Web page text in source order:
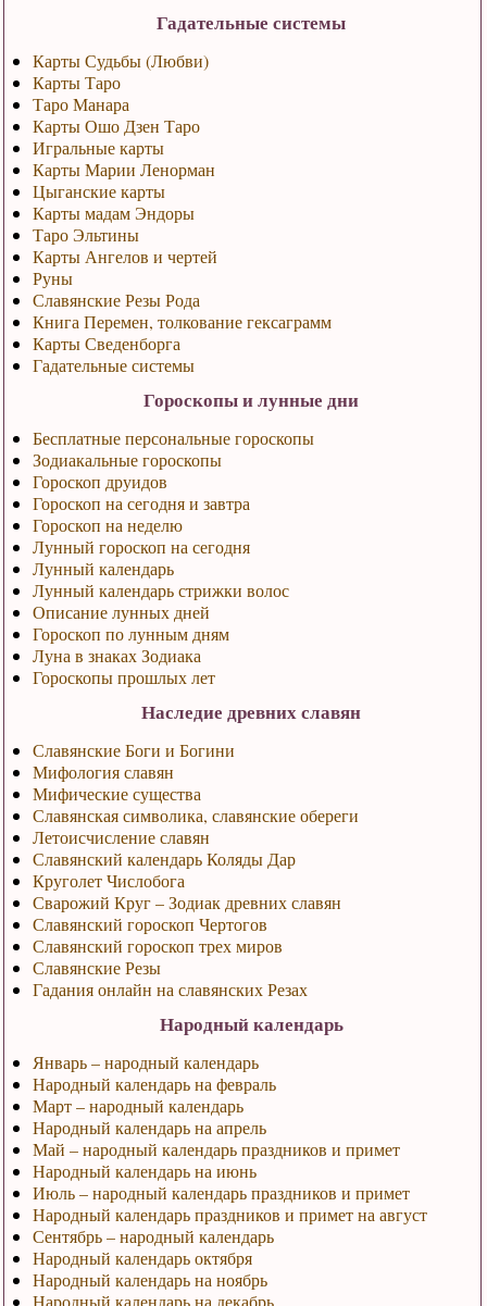
Гадательные системы
Карты Судьбы (Любви)
Карты Таро
Таро Манара
Карты Ошо Дзен Таро
Игральные карты
Карты Марии Ленорман
Цыганские карты
Карты мадам Эндоры
Таро Эльтины
Карты Ангелов и чертей
Руны
Славянские Резы Рода
Книга Перемен, толкование гексаграмм
Карты Сведенборга
Гадательные системы
Гороскопы и лунные дни
Бесплатные персональные гороскопы
Зодиакальные гороскопы
Гороскоп друидов
Гороскоп на сегодня и завтра
Гороскоп на неделю
Лунный гороскоп на сегодня
Лунный календарь
Лунный календарь стрижки волос
Описание лунных дней
Гороскоп по лунным дням
Луна в знаках Зодиака
Гороскопы прошлых лет
Наследие древних славян
Славянские Боги и Богини
Мифология славян
Мифические существа
Славянская символика, славянские обереги
Летоисчисление славян
Славянский календарь Коляды Дар
Круголет Числобога
Сварожий Круг – Зодиак древних славян
Славянский гороскоп Чертогов
Славянский гороскоп трех миров
Славянские Резы
Гадания онлайн на славянских Резах
Народный календарь
Январь – народный календарь
Народный календарь на февраль
Март – народный календарь
Народный календарь на апрель
Май – народный календарь праздников и примет
Народный календарь на июнь
Июль – народный календарь праздников и примет
Народный календарь праздников и примет на август
Сентябрь – народный календарь
Народный календарь октября
Народный календарь на ноябрь
Народный календарь на декабрь